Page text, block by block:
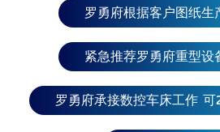
罗勇府根据客户图纸生
紧急推荐罗勇府重型设
罗勇府承接数控车床工作